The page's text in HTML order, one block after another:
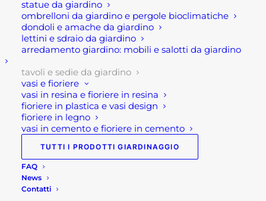
statue da giardino
ombrelloni da giardino e pergole bioclimatiche
dondoli e amache da giardino
lettini e sdraio da giardino
arredamento giardino: mobili e salotti da giardino
tavoli e sedie da giardino
vasi e fioriere
vasi in resina e fioriere in resina
fioriere in plastica e vasi design
fioriere in legno
vasi in cemento e fioriere in cemento
TUTTI I PRODOTTI GIARDINAGGIO
FAQ
News
Contatti
un tavolo comodo e molto conviviale la sua
larghezza di ben 105 cm.
Soprattutto, il tavolo Las Vegas allungabile in gres
agli agenti atmosferici e durevole nel tempo.
L’ottima fattura e la qualità lo rendono un
prodotto notevole, e soprattutto in relazione al
prezzo.
Infine, come tutti i tavoli da esterno o da giardino,
sono il cult dell’arredamento da giardino, e
rappresentano gli elementi indicati per creare uno